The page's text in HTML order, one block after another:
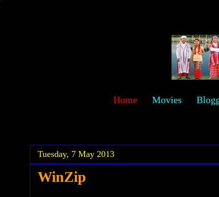
Home Movies
Tuesday, 7 May 2013
WinZip